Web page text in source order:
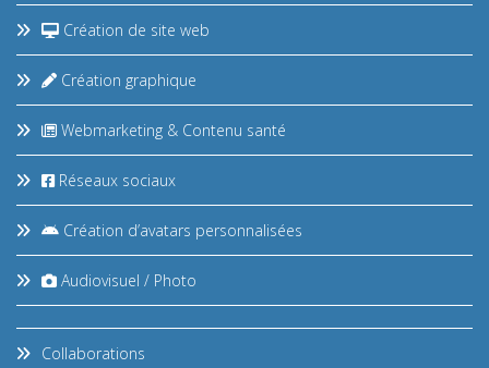
Création de site web
Création graphique
Webmarketing & Contenu santé
Réseaux sociaux
Création d’avatars personnalisées
Audiovisuel / Photo
Collaborations